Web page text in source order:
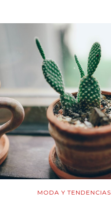
MODA Y TENDENCIAS